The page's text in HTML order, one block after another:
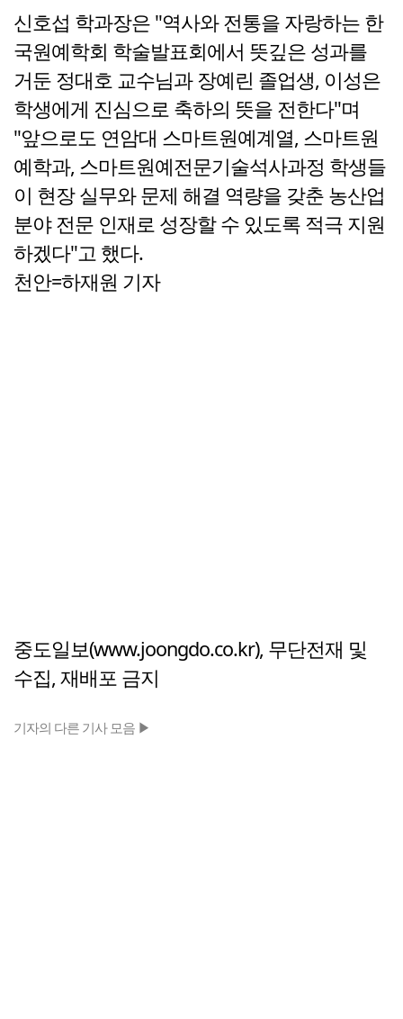
신호섭 학과장은 "역사와 전통을 자랑하는 한
국원예학회 학술발표회에서 뜻깊은 성과를
거둔 정대호 교수님과 장예린 졸업생, 이성은
학생에게 진심으로 축하의 뜻을 전한다"며
"앞으로도 연암대 스마트원예계열, 스마트원
예학과, 스마트원예전문기술석사과정 학생들
이 현장 실무와 문제 해결 역량을 갖춘 농산업
분야 전문 인재로 성장할 수 있도록 적극 지원
하겠다"고 했다.
천안=하재원 기자
중도일보(www.joongdo.co.kr), 무단전재 및
수집, 재배포 금지
기자의 다른 기사 모음 ▶